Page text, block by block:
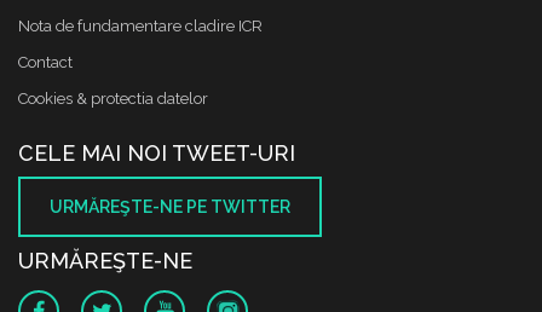
Nota de fundamentare cladire ICR
Contact
Cookies & protectia datelor
CELE MAI NOI TWEET-URI
URMĂREŞTE-NE PE TWITTER
URMĂREŞTE-NE